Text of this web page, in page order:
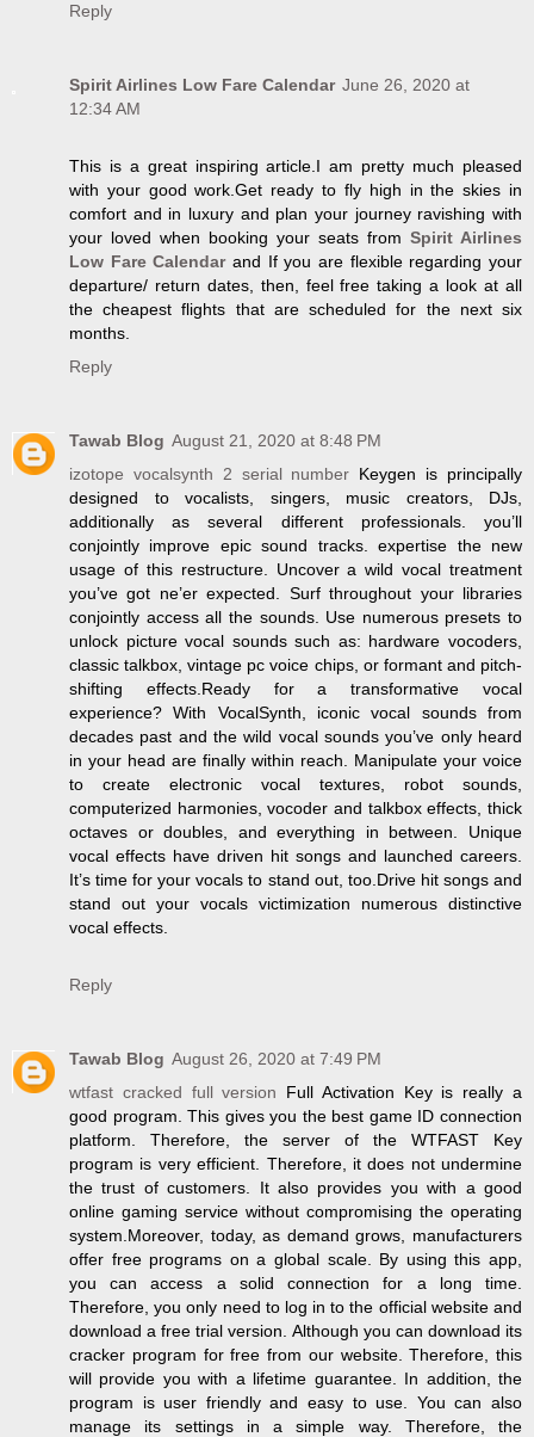
Reply
Spirit Airlines Low Fare Calendar June 26, 2020 at
12:34 AM
This is a great inspiring article.I am pretty much pleased
with your good work.Get ready to fly high in the skies in
comfort and in luxury and plan your journey ravishing with
your loved when booking your seats from Spirit Airlines
Low Fare Calendar and If you are flexible regarding your
departure/ return dates, then, feel free taking a look at all
the cheapest flights that are scheduled for the next six
months.
Reply
Tawab Blog August 21, 2020 at 8:48 PM
izotope vocalsynth 2 serial number Keygen is principally
designed to vocalists, singers, music creators, DJs,
additionally as several different professionals. you’ll
conjointly improve epic sound tracks. expertise the new
usage of this restructure. Uncover a wild vocal treatment
you’ve got ne’er expected. Surf throughout your libraries
conjointly access all the sounds. Use numerous presets to
unlock picture vocal sounds such as: hardware vocoders,
classic talkbox, vintage pc voice chips, or formant and pitch-
shifting effects.Ready for a transformative vocal
experience? With VocalSynth, iconic vocal sounds from
decades past and the wild vocal sounds you’ve only heard
in your head are finally within reach. Manipulate your voice
to create electronic vocal textures, robot sounds,
computerized harmonies, vocoder and talkbox effects, thick
octaves or doubles, and everything in between. Unique
vocal effects have driven hit songs and launched careers.
It’s time for your vocals to stand out, too.Drive hit songs and
stand out your vocals victimization numerous distinctive
vocal effects.
Reply
Tawab Blog August 26, 2020 at 7:49 PM
wtfast cracked full version Full Activation Key is really a
good program. This gives you the best game ID connection
platform. Therefore, the server of the WTFAST Key
program is very efficient. Therefore, it does not undermine
the trust of customers. It also provides you with a good
online gaming service without compromising the operating
system.Moreover, today, as demand grows, manufacturers
offer free programs on a global scale. By using this app,
you can access a solid connection for a long time.
Therefore, you only need to log in to the official website and
download a free trial version. Although you can download its
cracker program for free from our website. Therefore, this
will provide you with a lifetime guarantee. In addition, the
program is user friendly and easy to use. You can also
manage its settings in a simple way. Therefore, the